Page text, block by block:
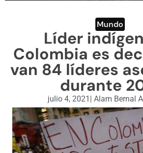
ENGLISH SECTION
VIDEOS
Mundo
Líder
Colombia es
van 84 líderes
durante
julio 4, 2021 | Alam Bernal